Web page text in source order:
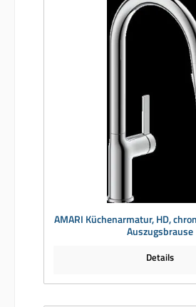
AMARI Küchenarmatur, HD,
Auszugsbrause
Details